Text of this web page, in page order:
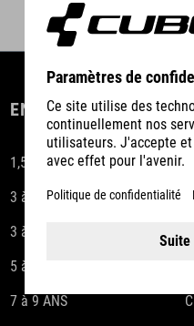
ENFANTS
1,5-3 ANS
3 à 4 ANS
3 à 5 ANS
5 à 7 ANS
7 à 9 ANS